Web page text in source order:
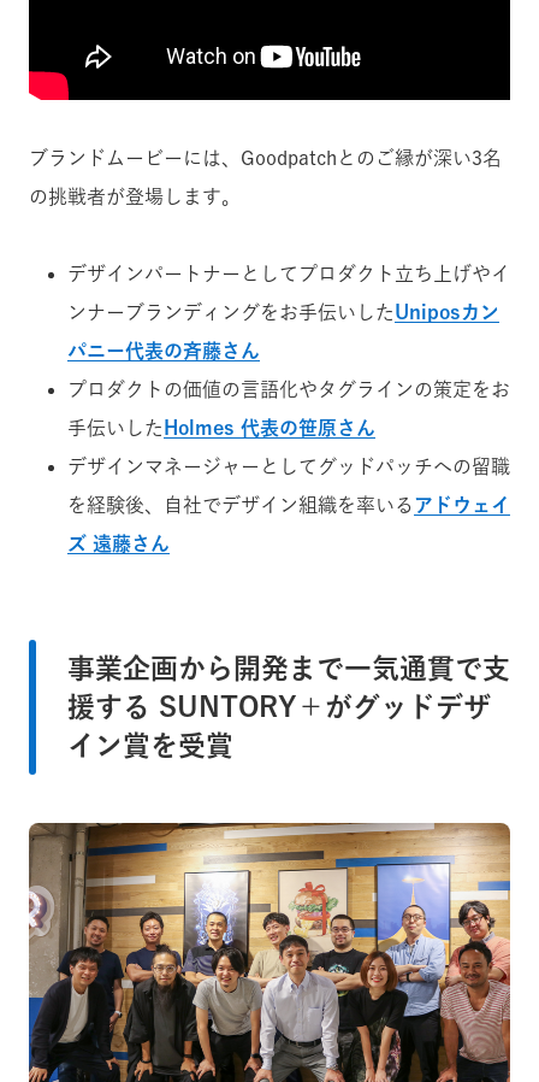
ブランドムービーには、Goodpatchとのご縁が深い3名
の挑戦者が登場します。
デザインパートナーとしてプロダクト立ち上げやイ
ンナーブランディングをお手伝いしたUniposカン
パニー代表の斉藤さん
プロダクトの価値の言語化やタグラインの策定をお
手伝いした Holmes 代表の笹原さん
デザインマネージャーとしてグッドパッチへの留職
を経験後、自社でデザイン組織を率いる アドウェイ
ズ 遠藤さん
事業企画から開発まで一気通貫で支
援する SUNTORY＋がグッドデザ
イン賞を受賞